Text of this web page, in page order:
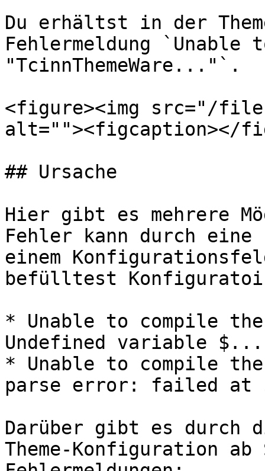
Du erhältst in der
Fehlermeldung `Unable
"TcinnThemeWare..."`.
<figure><img src="/
alt=""><figcaption></
## Ursache
Hier gibt es mehrere
Fehler kann durch eine
einem
befülltest
* Unable to compile the
Undefined variable $...
* Unable to compile the
parse error: failed
Darüber gibt es durch
Theme-Konfiguration ab